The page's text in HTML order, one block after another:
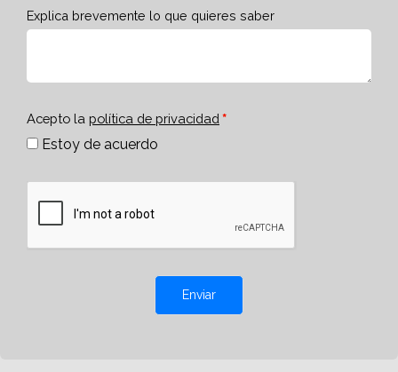
Explica brevemente lo que quieres saber
Acepto la política de privacidad
Estoy de acuerdo
Enviar